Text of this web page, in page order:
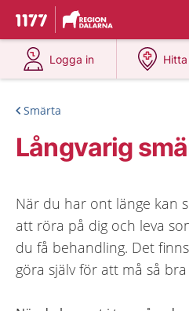
Till startsidan för 1177
Du har valt region
Logga in
på 1177.se
på
Smärta
Långvarig
När du har ont länge kan
att röra på dig och leva
du få behandling. Det
göra själv för att må så